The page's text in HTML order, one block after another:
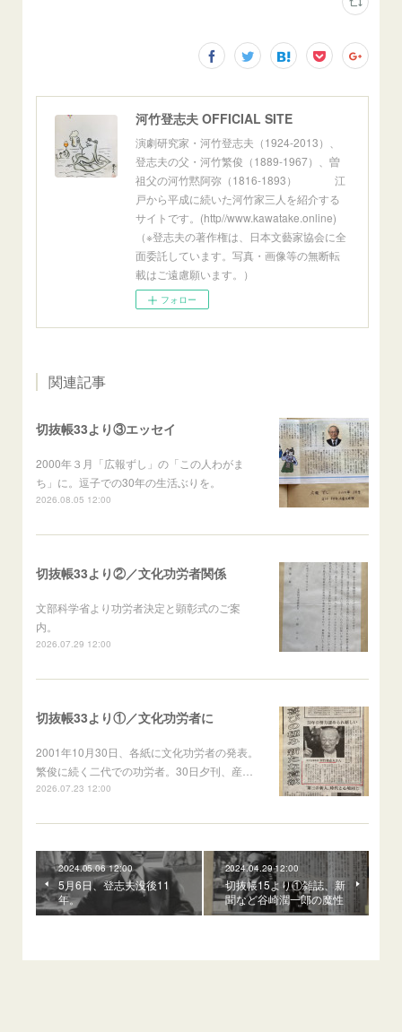
河竹登志夫 OFFICIAL SITE
演劇研究家・河竹登志夫（1924-2013）、
登志夫の父・河竹繁俊（1889-1967）、曽
祖父の河竹黙阿弥（1816-1893） 江
戸から平成に続いた河竹家三人を紹介する
サイトです。(http//www.kawatake.online)
（※登志夫の著作権は、日本文藝家協会に全
面委託しています。写真・画像等の無断転
載はご遠慮願います。）
フォロー
関連記事
切抜帳33より③エッセイ
2000年３月「広報ずし」の「この人わがま
ち」に。逗子での30年の生活ぶりを。
2026.08.05 12:00
切抜帳33より②／文化功労者関係
文部科学省より功労者決定と顕彰式のご案
内。
2026.07.29 12:00
切抜帳33より①／文化功労者に
2001年10月30日、各紙に文化功労者の発表。
繁俊に続く二代での功労者。30日夕刊、産…
2026.07.23 12:00
2024.05.06 12:00
5月6日、登志夫没後11
年。
2024.04.29 12:00
切抜帳15より①雑誌、新
聞など谷崎潤一郎の魔性